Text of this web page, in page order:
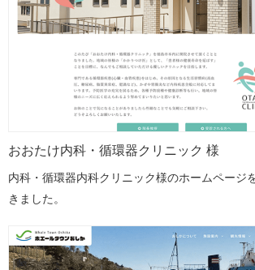
おおたけ内科・循環器クリニック 様
内科・循環器内科クリニック様のホームページ
きました。